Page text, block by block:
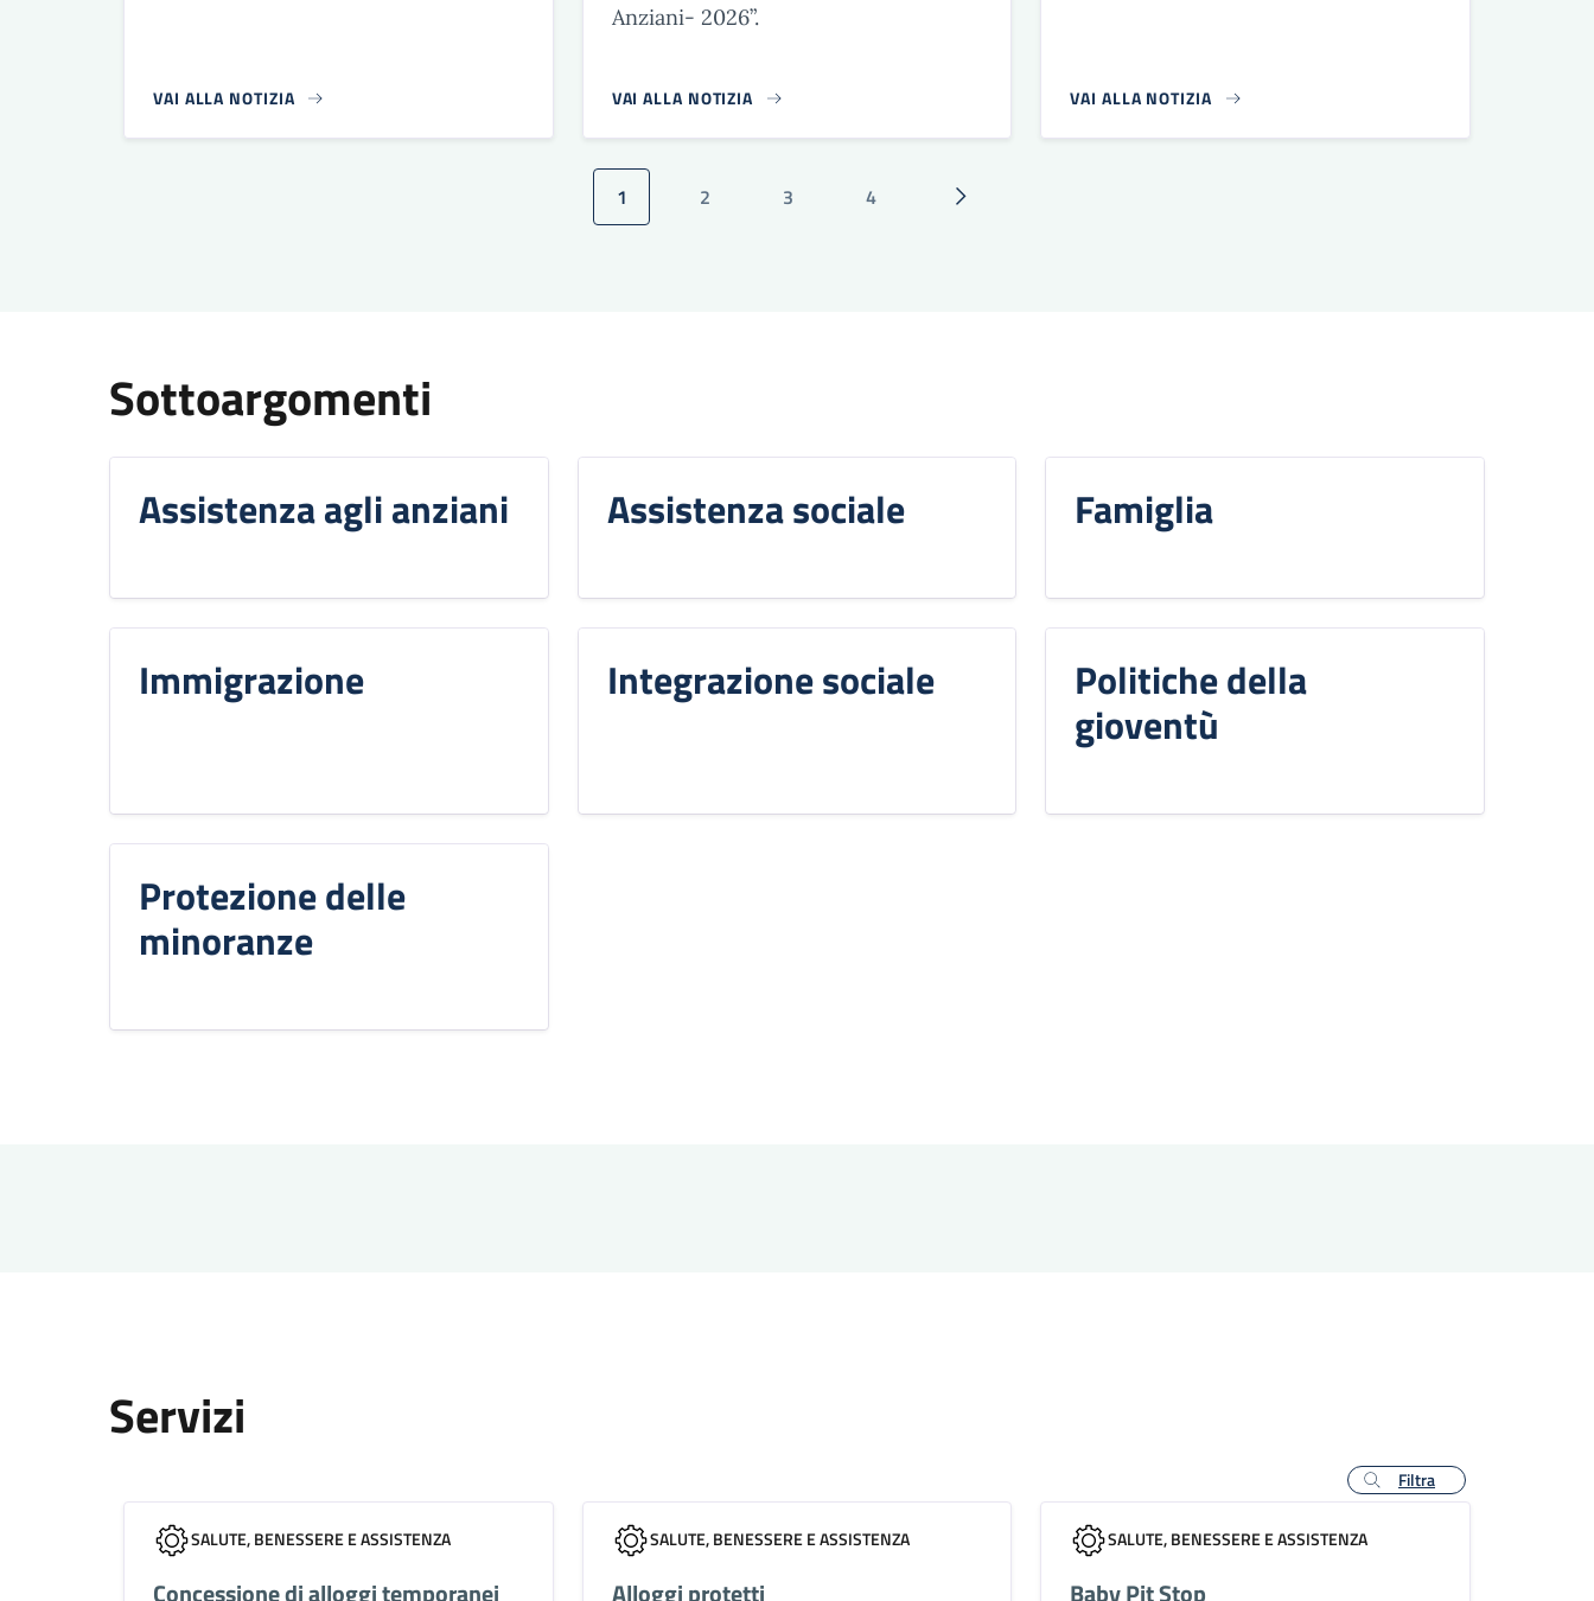
VAI ALLA NOTIZIA
Anziani- 2026”.
VAI ALLA NOTIZIA VAI ALLA NOTIZIA
Pagina attuale
1 Pagina
2 Pagina
3 Pagina
4 Pagina successiva
Sottoargomenti
Assistenza agli anziani Assistenza sociale Famiglia
Immigrazione Integrazione sociale Politiche della
gioventù
Protezione delle
minoranze
Servizi
Filtra
SALUTE, BENESSERE E ASSISTENZA
Concessione di alloggi temporanei
SALUTE, BENESSERE E ASSISTENZA
Alloggi protetti
SALUTE, BENESSERE E ASSISTENZA
Baby Pit Stop